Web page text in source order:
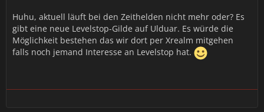
Huhu, aktuell läuft bei den Zeithelden nicht mehr oder? Es
gibt eine neue Levelstop-Gilde auf Ulduar. Es würde die
Möglichkeit bestehen das wir dort per Xrealm mitgehen
falls noch jemand Interesse an Levelstop hat.